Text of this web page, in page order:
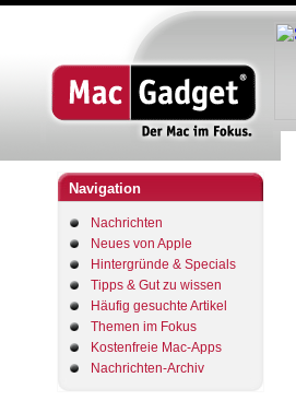
Navigation
Nachrichten
Neues von Apple
Hintergründe & Specials
Tipps & Gut zu wissen
Häufig gesuchte Artikel
Themen im Fokus
Kostenfreie Mac-Apps
Nachrichten-Archiv